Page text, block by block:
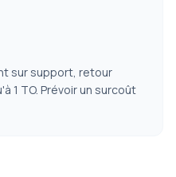
sur support, retour
1 TO. Prévoir un surcoût